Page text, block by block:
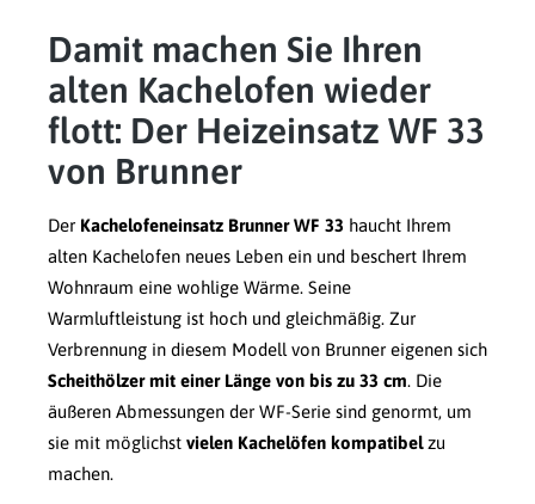
Damit machen Sie Ihren
alten Kachelofen wieder
flott: Der Heizeinsatz WF 33
von Brunner
Der Kachelofeneinsatz Brunner WF 33 haucht Ihrem
alten Kachelofen neues Leben ein und beschert Ihrem
Wohnraum eine wohlige Wärme. Seine
Warmluftleistung ist hoch und gleichmäßig. Zur
Verbrennung in diesem Modell von Brunner eigenen sich
Scheithölzer mit einer Länge von bis zu 33 cm. Die
äußeren Abmessungen der WF-Serie sind genormt, um
sie mit möglichst vielen Kachelöfen kompatibelzu
machen.